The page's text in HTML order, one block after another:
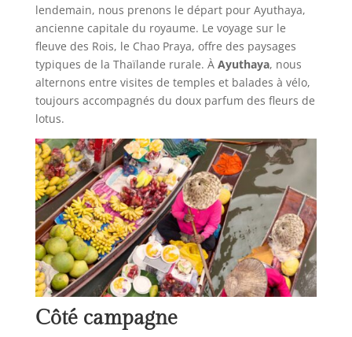
lendemain, nous prenons le départ pour Ayuthaya,
ancienne capitale du royaume. Le voyage sur le
fleuve des Rois, le Chao Praya, offre des paysages
typiques de la Thaïlande rurale. À Ayuthaya, nous
alternons entre visites de temples et balades à vélo,
toujours accompagnés du doux parfum des fleurs de
lotus.
Côté campagne